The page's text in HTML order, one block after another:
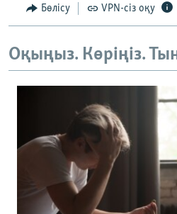
Бөлісу VPN-сіз оқу
Оқыңыз. Көріңіз.